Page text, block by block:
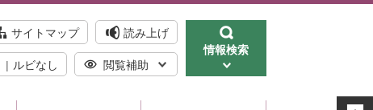
サイトマップ 読み上げ
ルビなし 閲覧補助
情報検索